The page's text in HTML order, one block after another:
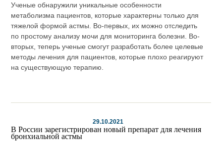
Ученые обнаружили уникальные особенности
метаболизма пациентов, которые характерны только для
тяжелой формой астмы. Во-первых, их можно отследить
по простому анализу мочи для мониторинга болезни. Во-
вторых, теперь ученые смогут разработать более целевые
методы лечения для пациентов, которые плохо реагируют
на существующую терапию.
29.10.2021
В России зарегистрирован новый препарат для лечения
бронхиальной астмы